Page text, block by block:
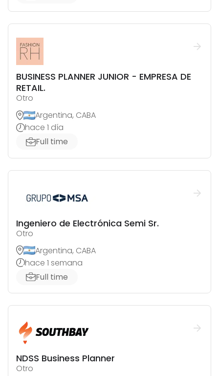
BUSINESS PLANNER JUNIOR - EMPRESA DE
RETAIL.
Otro
Argentina, CABA
hace 1 día
Full time
Ingeniero de Electrónica Semi Sr.
Otro
Argentina, CABA
hace 1 semana
Full time
NDSS Business Planner
Otro